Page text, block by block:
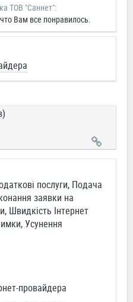
ТОВ "Саннет":
Вам все понравилось.
послуги, Подача
заявки на
Швидкість Інтернет
Усунення
провайдера